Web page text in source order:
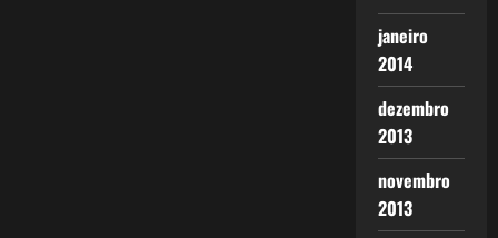
janeiro
2014
dezembro
2013
novembro
2013